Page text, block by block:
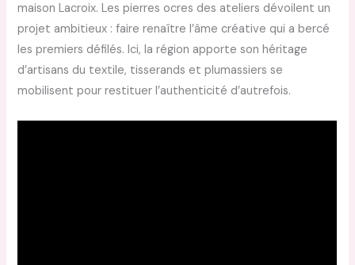
maison Lacroix. Les pierres ocres des ateliers dévoilent un
projet ambitieux : faire renaître l’âme créative qui a bercé
les premiers défilés. Ici, la région apporte son héritage
d’artisans du textile, tisserands et plumassiers se
mobilisent pour restituer l’authenticité d’autrefois.